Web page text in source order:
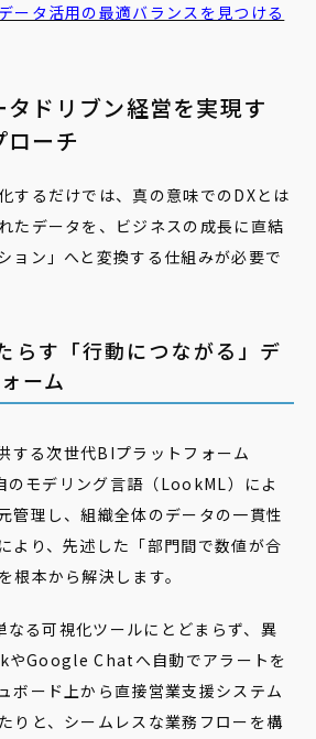
ータ活用の最適バランスを見つける
ドリブン経営を実現す
ローチ
するだけでは、真の意味でのDXとは
たデータを、ビジネスの成長に直結
ョン」へと変換する仕組みが必要で
す「行動につながる」デ
ーム
る次世代BIプラットフォーム
のモデリング言語（LookML）によ
管理し、組織全体のデータの一貫性
より、先述した「部門間で数値が合
根本から解決します。
る可視化ツールにとどまらず、異
やGoogle Chatへ自動でアラートを
ボード上から直接営業支援システム
りと、シームレスな業務フローを構